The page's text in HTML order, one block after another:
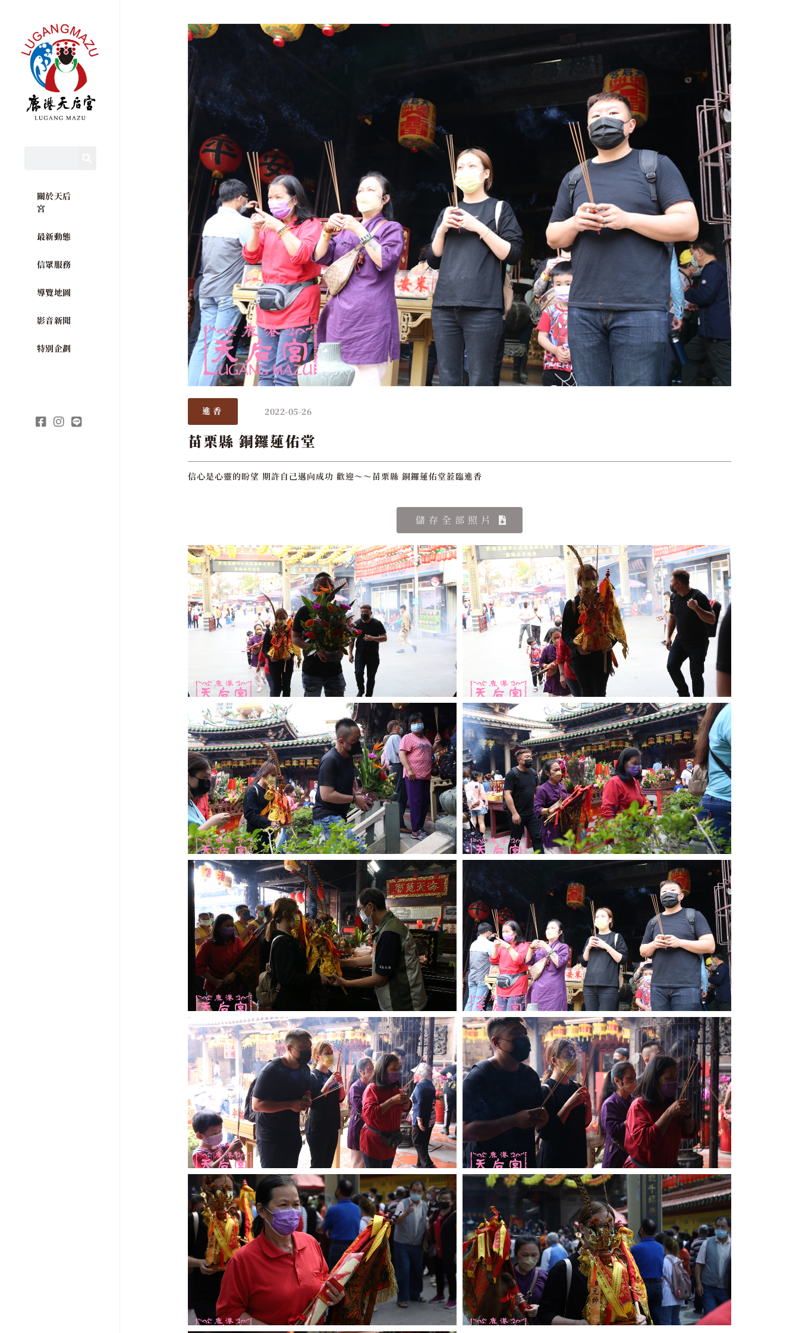
關於天后
宮
最新動態
信眾服務
導覽地圖
影音新聞
特別企劃
進香 2022-05-26
苗栗縣 銅鑼蓮佑堂
信心是心靈的盼望 期許自己邁向成功 歡迎～～苗栗縣 銅鑼蓮佑堂蒞臨進香
儲存全部照片